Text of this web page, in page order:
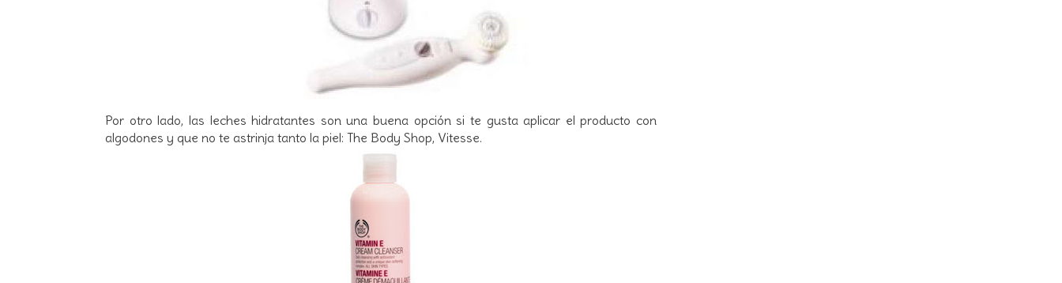
Por otro lado, las leches hidratantes son una buena opción si te gusta aplicar el producto con
algodones y que no te astrinja tanto la piel: The Body Shop, Vitesse.